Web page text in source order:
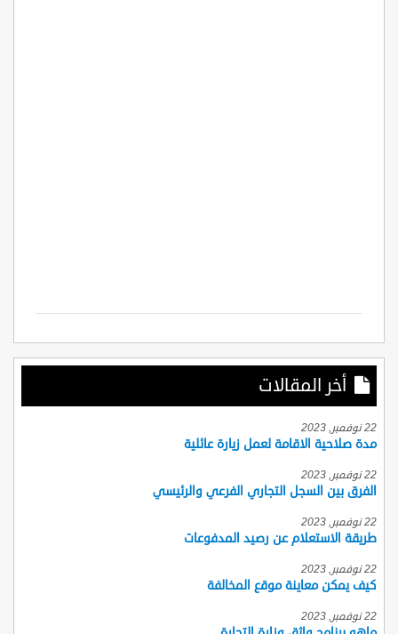
أخر المقالات
22 نوفمبر, 2023
مدة صلاحية الاقامة لعمل زيارة عائلية
22 نوفمبر, 2023
الفرق بين السجل التجاري الفرعي والرئيسي
22 نوفمبر, 2023
طريقة الاستعلام عن رصيد المدفوعات
22 نوفمبر, 2023
كيف يمكن معاينة موقع المخالفة
22 نوفمبر, 2023